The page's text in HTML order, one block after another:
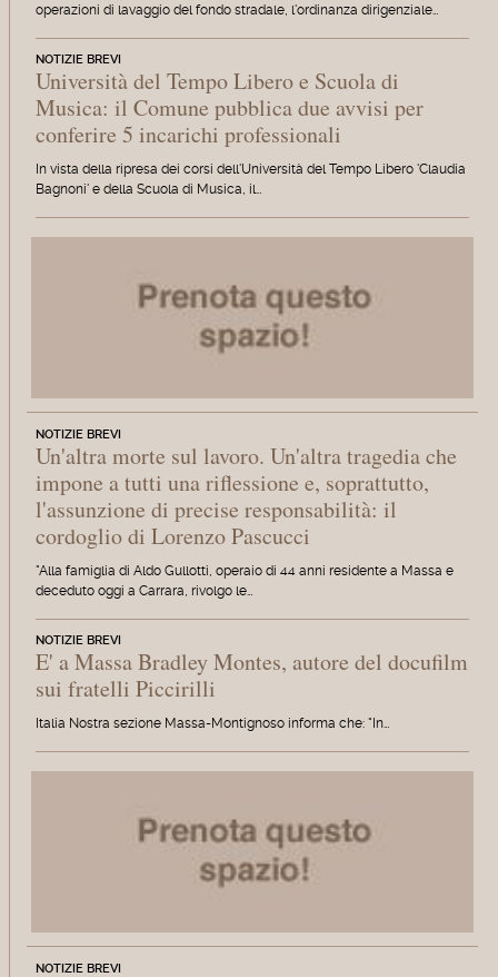
operazioni di lavaggio del fondo stradale, l'ordinanza dirigenziale…
NOTIZIE BREVI
Università del Tempo Libero e Scuola di
Musica: il Comune pubblica due avvisi per
conferire 5 incarichi professionali
In vista della ripresa dei corsi dell'Università del Tempo Libero 'Claudia
Bagnoni' e della Scuola di Musica, il…
NOTIZIE BREVI
Un'altra morte sul lavoro. Un'altra tragedia che
impone a tutti una riflessione e, soprattutto,
l'assunzione di precise responsabilità: il
cordoglio di Lorenzo Pascucci
"Alla famiglia di Aldo Gullotti, operaio di 44 anni residente a Massa e
deceduto oggi a Carrara, rivolgo le…
NOTIZIE BREVI
E' a Massa Bradley Montes, autore del docufilm
sui fratelli Piccirilli
Italia Nostra sezione Massa-Montignoso informa che: "In…
NOTIZIE BREVI